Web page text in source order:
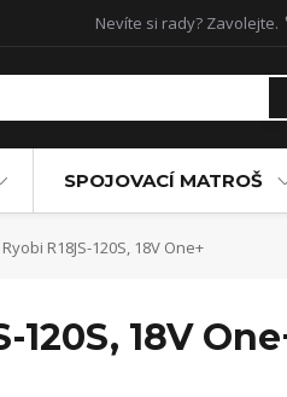
Nevíte si rady? Zavolejte.
SPOJOVACÍ MATROŠ
R18JS-120S, 18V One+
18V